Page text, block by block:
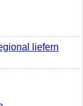
liefern